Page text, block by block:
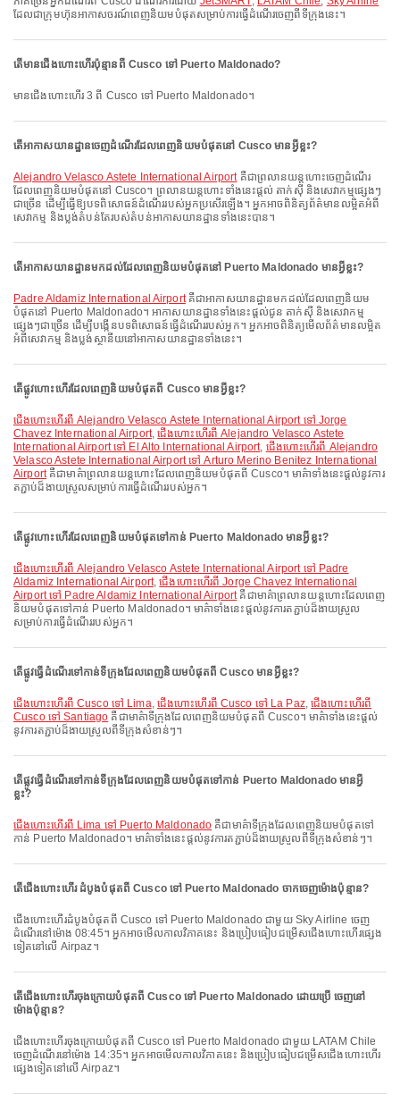
ដែលជាក្រុមហ៊ុនអាកាសចរណ៍ពេញនិយមបំផុតសម្រាប់ការធ្វើដំណើរចេញពីទីក្រុងនេះ។
តើមានជើងហោះហើរប៉ុន្មានពី Cusco ទៅ Puerto Maldonado?
មានជើងហោះហើរ 3 ពី Cusco ទៅ Puerto Maldonado។
តើអាកាសយានដ្ឋានចេញដំណើរដែលពេញនិយមបំផុតនៅ Cusco មានអ្វីខ្លះ?
Alejandro Velasco Astete International Airportគឺជាព្រលានយន្តហោះចេញដំណើរ
ដែលពេញនិយមបំផុតនៅ Cusco។ ព្រលានយន្តហោះទាំងនេះផ្តល់ តាក់ស៊ី និងសេវាកម្មផ្សេងៗ
ជាច្រើន ដើម្បីធ្វើឱ្យបទពិសោធន៍ដំណើររបស់អ្នកប្រសើរឡើង។ អ្នកអាចពិនិត្យព័ត៌មានលម្អិតអំពី
សេវាកម្ម និងប្លង់តំបន់តែរបស់តំបន់អាកាសយានដ្ឋានទាំងនេះបាន។
តើអាកាសយានដ្ឋានមកដល់ដែលពេញនិយមបំផុតនៅ Puerto Maldonado មានអ្វីខ្លះ?
Padre Aldamiz International Airportគឺជាអាកាសយានដ្ឋានមកដល់ដែលពេញនិយម
បំផុតនៅ Puerto Maldonado។ អាកាសយានដ្ឋានទាំងនេះផ្តល់ជូន តាក់ស៊ី និងសេវាកម្ម
ផ្សេងៗជាច្រើន ដើម្បីបង្កើនបទពិសោធន៍ធ្វើដំណើររបស់អ្នក។ អ្នកអាចពិនិត្យមើលព័ត៌មានលម្អិត
អំពីសេវាកម្ម និងប្លង់ស្ថានីយនៅអាកាសយានដ្ឋានទាំងនេះ។
តើផ្លូវហោះហើរដែលពេញនិយមបំផុតពី Cusco មានអ្វីខ្លះ?
ជើងហោះហើរពី Alejandro Velasco Astete International Airport ទៅ Jorge
Chavez International Airport,ជើងហោះហើរពី Alejandro Velasco Astete
International Airport ទៅ El Alto International Airport, ជើងហោះហើរពី Alejandro
Velasco Astete International Airport ទៅ Arturo Merino Benitez International
Airportគឺជាមាគ៌ាព្រលានយន្តហោះដែលពេញនិយមបំផុតពី Cusco។ មាគ៌ាទាំងនេះផ្តល់នូវការ
តភ្ជាប់ដ៏ងាយស្រួលសម្រាប់ការធ្វើដំណើររបស់អ្នក។
តើផ្លូវហោះហើរដែលពេញនិយមបំផុតទៅកាន់ Puerto Maldonado មានអ្វីខ្លះ?
ជើងហោះហើរពី Alejandro Velasco Astete International Airport ទៅ Padre
Aldamiz International Airport,ជើងហោះហើរពី Jorge Chavez International
Airport ទៅ Padre Aldamiz International Airportគឺជាមាគ៌ាព្រលានយន្តហោះដែលពេញ
និយមបំផុតទៅកាន់ Puerto Maldonado។ មាគ៌ាទាំងនេះផ្តល់នូវការតភ្ជាប់ដ៏ងាយស្រួល
សម្រាប់ការធ្វើដំណើររបស់អ្នក។
តើផ្លូវធ្វើដំណើរទៅកាន់ទីក្រុងដែលពេញនិយមបំផុតពី Cusco មានអ្វីខ្លះ?
ជើងហោះហើរពី Cusco ទៅ Lima, ជើងហោះហើរពី Cusco ទៅ La Paz,ជើងហោះហើរពី
Cusco ទៅ Santiago គឺជាមាគ៌ាទីក្រុងដែលពេញនិយមបំផុតពី Cusco។ មាគ៌ាទាំងនេះផ្តល់
នូវការតភ្ជាប់ដ៏ងាយស្រួលពីទីក្រុងសំខាន់ៗ។
តើផ្លូវធ្វើដំណើរទៅកាន់ទីក្រុងដែលពេញនិយមបំផុតទៅកាន់ Puerto Maldonado មានអ្វី
ខ្លះ?
ជើងហោះហើរពី Lima ទៅ Puerto Maldonado គឺជាមាគ៌ាទីក្រុងដែលពេញនិយមបំផុតទៅ
កាន់ Puerto Maldonado។ មាគ៌ាទាំងនេះផ្តល់នូវការតភ្ជាប់ដ៏ងាយស្រួលពីទីក្រុងសំខាន់ៗ។
តើជើងហោះហើរ ដំបូងបំផុតពី Cusco ទៅ Puerto Maldonado ចាកចេញម៉ោងប៉ុន្មាន?
ជើងហោះហើរដំបូងបំផុតពី Cusco ទៅ Puerto Maldonado ជាមួយ Sky Airline ចេញ
ដំណើរនៅម៉ោង 08:45។ អ្នកអាចមើលកាលវិភាគនេះ និងប្រៀបធៀបជម្រើសជើងហោះហើរផ្សេង
ទៀតនៅលើ Airpaz។
តើជើងហោះហើរចុងក្រោយបំផុតពី Cusco ទៅ Puerto Maldonado ដោយប្រើ ចេញនៅ
ម៉ោងប៉ុន្មាន?
ជើងហោះហើរចុងក្រោយបំផុតពី Cusco ទៅ Puerto Maldonado ជាមួយ LATAM Chile
ចេញដំណើរនៅម៉ោង 14:35។ អ្នកអាចមើលកាលវិភាគនេះ និងប្រៀបធៀបជម្រើសជើងហោះហើរ
ផ្សេងទៀតនៅលើ Airpaz។